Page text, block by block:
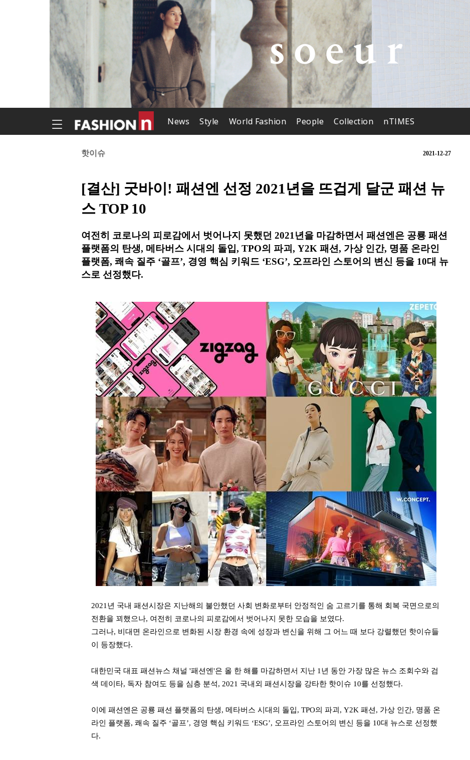
News Style World Fashion People Collection nTIMES
핫이슈 2021-12-27
[결산] 굿바이! 패션엔 선정 2021년을 뜨겁게 달군 패션 뉴
스 TOP 10
여전히 코로나의 피로감에서 벗어나지 못했던 2021년을 마감하면서 패션엔은 공룡 패션
플랫폼의 탄생, 메타버스 시대의 돌입, TPO의 파괴, Y2K 패션, 가상 인간, 명품 온라인
플랫폼, 쾌속 질주 ‘골프’, 경영 핵심 키워드 ‘ESG’, 오프라인 스토어의 변신 등을 10대 뉴
스로 선정했다.
2021년 국내 패션시장은 지난해의 불안했던 사회 변화로부터 안정적인 숨 고르기를 통해 회복 국면으로의
전환을 꾀했으나, 여전히 코로나의 피로감에서 벗어나지 못한 모습을 보였다.
그러나, 비대면 온라인으로 변화된 시장 환경 속에 성장과 변신을 위해 그 어느 때 보다 강렬했던 핫이슈들
이 등장했다.
대한민국 대표 패션뉴스 채널 '패션엔'은 올 한 해를 마감하면서 지난 1년 동안 가장 많은 뉴스 조회수와 검
색 데이타, 독자 참여도 등을 심층 분석, 2021 국내외 패션시장을 강타한 핫이슈 10를 선정했다.
이에 패션엔은 공룡 패션 플랫폼의 탄생, 메타버스 시대의 돌입, TPO의 파괴, Y2K 패션, 가상 인간, 명품 온
라인 플랫폼, 쾌속 질주 ‘골프’, 경영 핵심 키워드 ‘ESG’, 오프라인 스토어의 변신 등을 10대 뉴스로 선정했
다.